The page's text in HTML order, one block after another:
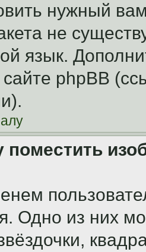
нужный
не
язык.
phpBB
поместить
Одно из них